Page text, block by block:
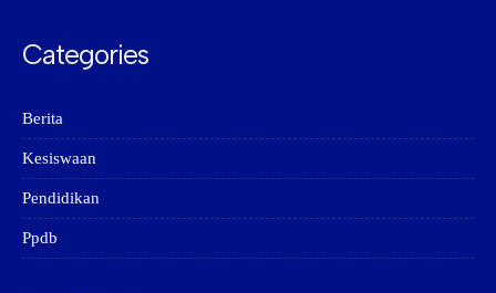
Categories
Berita
Kesiswaan
Pendidikan
Ppdb